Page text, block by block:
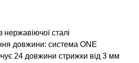
нержавіючої сталі
довжини: система ONE
24 довжини стрижки від 3 мм